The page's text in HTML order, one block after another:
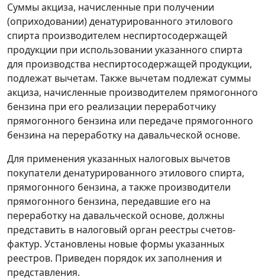
Суммы акциза, начисленные при получении
(оприходовании) денатурированного этилового
спирта производителем неспиртосодержащей
продукции при использовании указанного спирта
для производства неспиртосодержащей продукции,
подлежат вычетам. Также вычетам подлежат суммы
акциза, начисленные производителем прямогонного
бензина при его реализации переработчику
прямогонного бензина или передаче прямогонного
бензина на переработку на давальческой основе.
Для применения указанных налоговых вычетов
покупатели денатурированного этилового спирта,
прямогонного бензина, а также производители
прямогонного бензина, передавшие его на
переработку на давальческой основе, должны
представить в налоговый орган реестры счетов-
фактур. Установлены новые формы указанных
реестров. Приведен порядок их заполнения и
представления.